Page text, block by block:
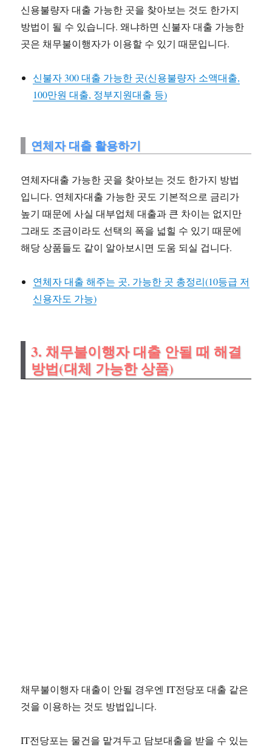
신용불량자 대출 가능한 곳을 찾아보는 것도 한가지
방법이 될 수 있습니다. 왜냐하면 신불자 대출 가능한
곳은 채무불이행자가 이용할 수 있기 때문입니다.
신불자 300 대출 가능한 곳(신용불량자 소액대출,
100만원 대출, 정부지원대출 등)
연체자 대출 활용하기
연체자대출 가능한 곳을 찾아보는 것도 한가지 방법
입니다. 연체자대출 가능한 곳도 기본적으로 금리가
높기 때문에 사실 대부업체 대출과 큰 차이는 없지만
그래도 조금이라도 선택의 폭을 넓힐 수 있기 때문에
해당 상품들도 같이 알아보시면 도움 되실 겁니다.
연체자 대출 해주는 곳, 가능한 곳 총정리(10등급 저
신용자도 가능)
3. 채무불이행자 대출 안될 때 해결
방법(대체 가능한 상품)
채무불이행자 대출이 안될 경우엔 IT전당포 대출 같은
것을 이용하는 것도 방법입니다.
IT전당포는 물건을 맡겨두고 담보대출을 받을 수 있는